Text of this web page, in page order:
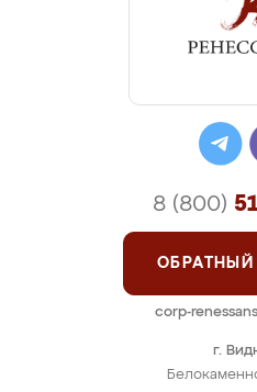
г.
8 (800)
corp-